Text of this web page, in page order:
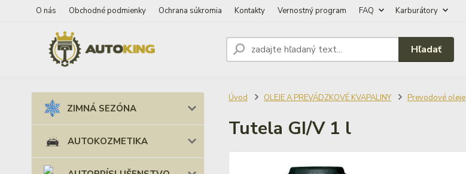
O nás Obchodné podmienky Ochrana súkromia Kontakty Vernostný program FAQ Karburátory
Hľadať
ZIMNÁ SEZÓNA
AUTOKOZMETIKA
Úvod OLEJE A PREVÁDZKOVÉ KVAPALINY Prevodové oleje
Tutela GI/V 1 l